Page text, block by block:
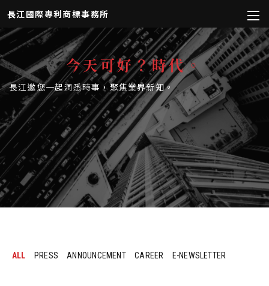
長江國際專利商標事務所
今天可好？時代。
長江邀您一起洞悉時事，聚焦業界新知。
ALL PRESS ANNOUNCEMENT CAREER E-NEWSLETTER